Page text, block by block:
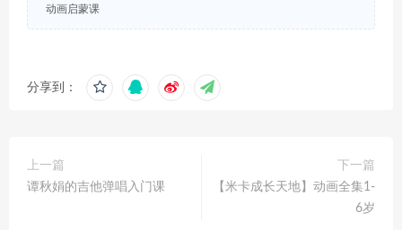
动画启蒙课
分享到：
上一篇
谭秋娟的吉他弹唱入门课
下一篇
【米卡成长天地】动画全集1-
6岁